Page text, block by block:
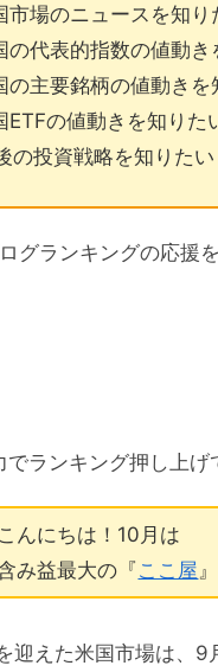
市場のニュースを知り
の代表的指数の値動き
の主要銘柄の値動きを
ETFの値動きを知りた
の投資戦略を知りたい
グランキングの応援
でランキング押し上げ
こんにちは！10月は
み益最大の『ここ屋
迎えた米国市場は、9